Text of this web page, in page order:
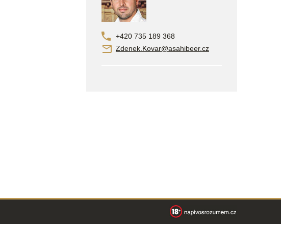
+420 735 189 368
Zdenek.Kovar@asahibeer.cz